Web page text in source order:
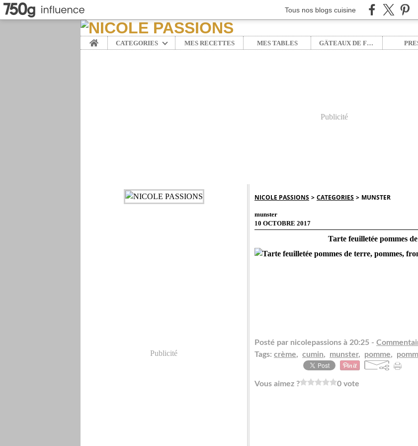
Tous nos blogs cuisine
Home CATEGORIES MES RECETTES MES TABLES GÂTEAUX DE FÊTE
Publicité
Publicité
NICOLE PASSIONS > CATEGORIES > MUNSTER
munster
10 OCTOBRE 2017
Tarte feuilletée pommes
Posté par nicolepassions à 20:25 -
Tags: crème, cumin, munster, pomme,
Vous aimez ? 0 vote